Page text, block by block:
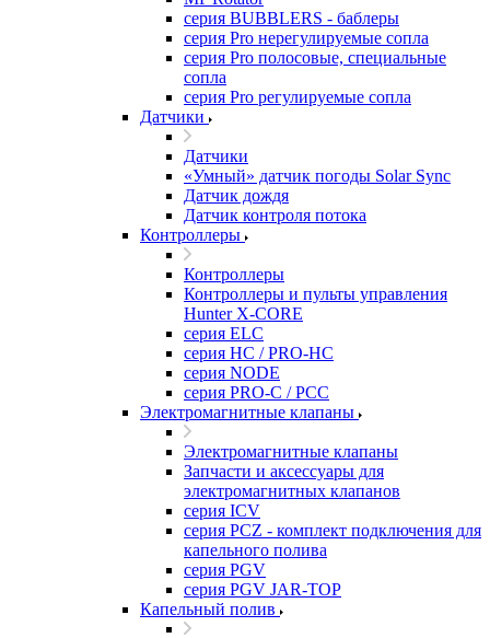
серия BUBBLERS - баблеры
серия Pro нерегулируемые сопла
серия Pro полосовые, специальные
сопла
серия Pro регулируемые сопла
Датчики
Датчики
«Умный» датчик погоды Solar Sync
Датчик дождя
Датчик контроля потока
Контроллеры
Контроллеры
Контроллеры и пульты управления
Hunter X-CORE
серия ELC
серия HC / PRO-HC
серия NODE
серия PRO-C / PCC
Электромагнитные клапаны
Электромагнитные клапаны
Запчасти и аксессуары для
электромагнитных клапанов
серия ICV
серия PCZ - комплект подключения для
капельного полива
серия PGV
серия PGV JAR-TOP
Капельный полив